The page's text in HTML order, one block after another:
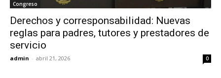
Congreso
Derechos y corresponsabilidad: Nuevas
reglas para padres, tutores y prestadores de
servicio
admin - abril 21, 2026 0